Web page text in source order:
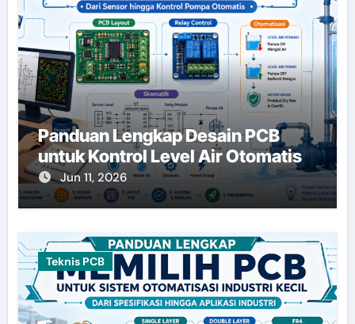
Panduan Lengkap Desain PCB
untuk Kontrol Level Air Otomatis
Jun 11, 2026
Teknis PCB